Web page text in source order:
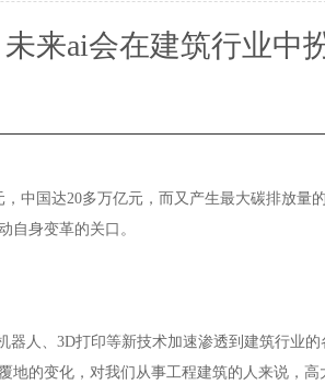
未来ai会在建筑行业中
，中国达20多万亿元，而又产生最大碳排放量
自身变革的关口。
器人、3D打印等新技术加速渗透到建筑行业
地的变化，对我们从事工程建筑的人来说，